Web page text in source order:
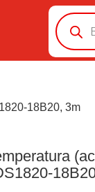
de
18B20, 3m